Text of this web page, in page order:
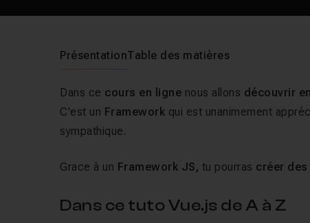
PrésentationTable des matières
Dans ce cours en ligne nous allons découvrir
C'est un Framework qui est unanimement
sympathique.
Grace à un Framework JS, tu pourras créer
Dans ce tuto Vue.js de A à Z